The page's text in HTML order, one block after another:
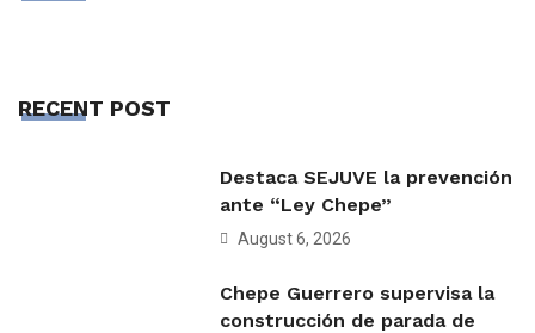
RECENT POST
Destaca SEJUVE la prevención
ante “Ley Chepe”
August 6, 2026
Chepe Guerrero supervisa la
construcción de parada de